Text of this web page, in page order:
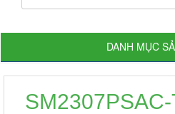
DANH MỤC